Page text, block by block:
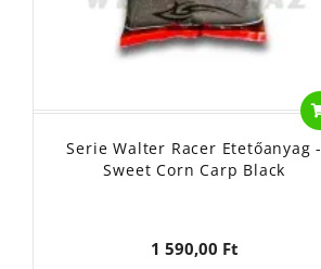
Serie Walter Racer Etetőanyag -
Sweet Corn Carp Black
1 590,00 Ft